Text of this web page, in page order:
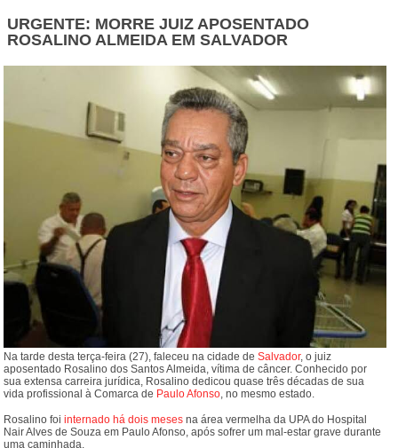
URGENTE: MORRE JUIZ APOSENTADO
ROSALINO ALMEIDA EM SALVADOR
Na tarde desta terça-feira (27), faleceu na cidade deSalvador, o juiz
aposentado Rosalino dos Santos Almeida, vítima de câncer. Conhecido por
sua extensa carreira jurídica, Rosalino dedicou quase três décadas de sua
vida profissional à Comarca de Paulo Afonso, no mesmo estado.
Rosalino foiinternado há dois meses na área vermelha da UPA do Hospital
Nair Alves de Souza em Paulo Afonso, após sofrer um mal-estar grave durante
uma caminhada.